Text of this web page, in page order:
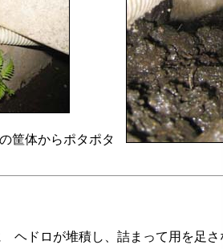
筐体からポタポタ
ヘドロが堆積し、詰まって用を足さ